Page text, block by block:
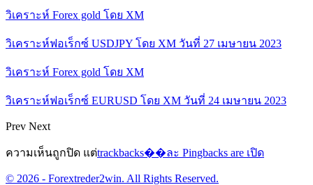
วิเคราะห์ Forex gold โดย XM
วิเคราะห์ฟอเร็กซ์ USDJPY โดย XM วันที่ 27 เมษายน 2023
วิเคราะห์ Forex gold โดย XM
วิเคราะห์ฟอเร็กซ์ EURUSD โดย XM วันที่ 24 เมษายน 2023
Prev Next
ความเห็นถูกปิด แต่trackbacks��ละ Pingbacks are เปิด
© 2026 - Forextreder2win. All Rights Reserved.